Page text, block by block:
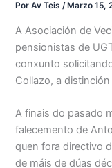
PorAv Teis/ Marzo 15,
A Asociación de
pensionistas de
conxunto
Collazo, a
A finais do pasado
falecemento de
quen fora directivo
de máis de dúas